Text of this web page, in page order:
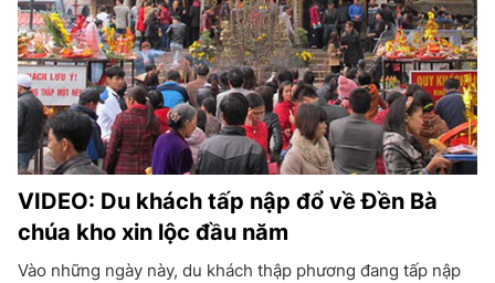
VIDEO: Du khách tấp nập đổ về Đền Bà
chúa kho xin lộc đầu năm
Vào những ngày này, du khách thập phương đang tấp nập